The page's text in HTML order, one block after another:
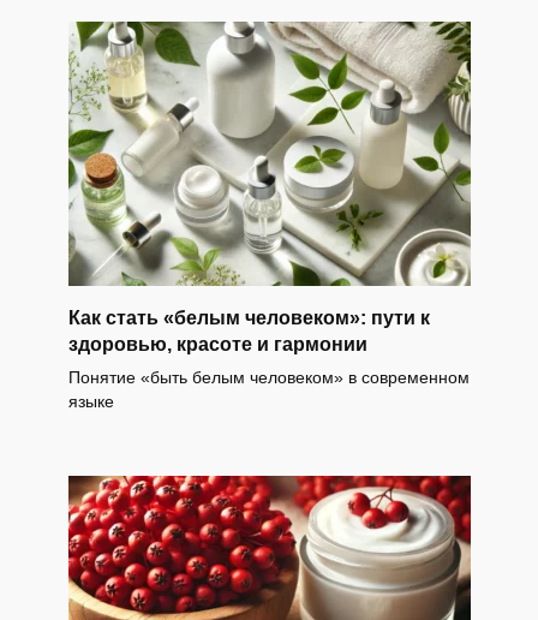
Как стать «белым человеком»: пути к
здоровью, красоте и гармонии
Понятие «быть белым человеком» в современном
языке